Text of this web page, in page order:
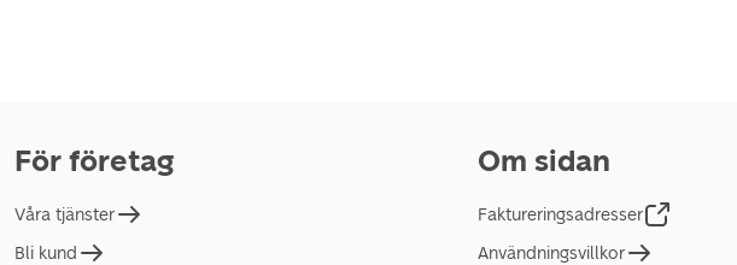
För företag
Våra tjänster
Bli kund
Om sidan
Faktureringsadresser
Användningsvillkor